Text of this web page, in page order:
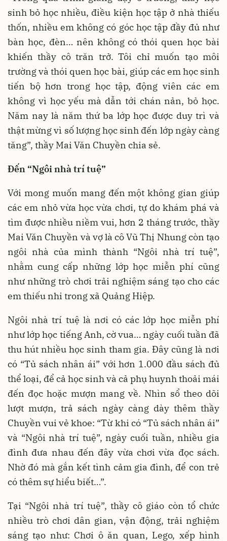
sinh bỏ học nhiều, điều kiện học tập ở nhà thiếu
thốn, nhiều em không có góc học tập đầy đủ như
bàn học, đèn… nên không có thói quen học bài
khiến thầy cô trăn trở. Tôi chỉ muốn tạo môi
trường và thói quen học bài, giúp các em học sinh
tiến bộ hơn trong học tập, động viên các em
không vì học yếu mà dẫn tới chán nản, bỏ học.
Năm nay là năm thứ ba lớp học được duy trì và
thật mừng vì số lượng học sinh đến lớp ngày càng
tăng”, thầy Mai Văn Chuyền chia sẻ.
Đến “Ngôi nhà trí tuệ”
Với mong muốn mang đến một không gian giúp
các em nhỏ vừa học vừa chơi, tự do khám phá và
tìm được nhiều niềm vui, hơn 2 tháng trước, thầy
Mai Văn Chuyền và vợ là cô Vũ Thị Nhung còn tạo
ngôi nhà của mình thành “Ngôi nhà trí tuệ”,
nhằm cung cấp những lớp học miễn phí cũng
như những trò chơi trải nghiệm sáng tạo cho các
em thiếu nhi trong xã Quảng Hiệp.
Ngôi nhà trí tuệ là nơi có các lớp học miễn phí
như lớp học tiếng Anh, cờ vua… ngày cuối tuần đã
thu hút nhiều học sinh tham gia. Đây cũng là nơi
có “Tủ sách nhân ái” với hơn 1.000 đầu sách đủ
thể loại, để cả học sinh và cả phụ huynh thoải mái
đến đọc hoặc mượn mang về. Nhìn sổ theo dõi
lượt mượn, trả sách ngày càng dày thêm thầy
Chuyền vui vẻ khoe: “Từ khi có “Tủ sách nhân ái”
và “Ngôi nhà trí tuệ”, ngày cuối tuần, nhiều gia
đình đưa nhau đến đây vừa chơi vừa đọc sách.
Nhờ đó mà gắn kết tình cảm gia đình, để con trẻ
có thêm sự hiểu biết…”.
Tại “Ngôi nhà trí tuệ”, thầy cô giáo còn tổ chức
nhiều trò chơi dân gian, vận động, trải nghiệm
sáng tạo như: Chơi ô ăn quan, Lego, xếp hình